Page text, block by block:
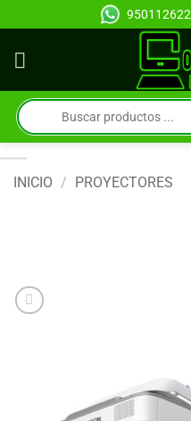
al
contenido
950112622
Búsqueda
de
productos
INICIO / PROYECTORES